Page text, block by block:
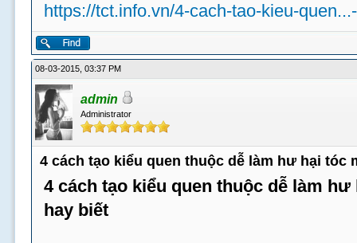
https://tct.info.vn/4-cach-tao-kieu-
08-03-2015, 03:37 PM
admin
Administrator
4 cách tạo kiểu quen thuộc dễ làm hư hại tóc
4 cách tạo kiểu quen thuộc dễ làm
hay biết